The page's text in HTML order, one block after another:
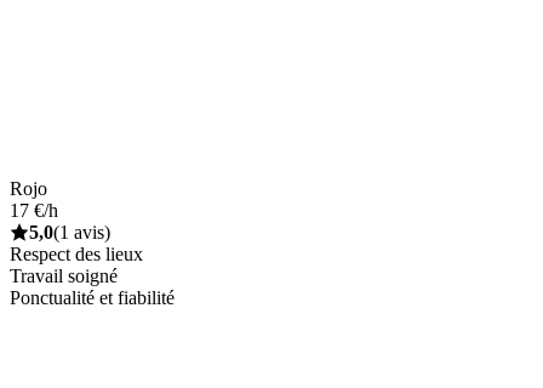
Rojo
17 €/h
5,0(1 avis)
Respect des lieux
Travail soigné
Ponctualité et fiabilité